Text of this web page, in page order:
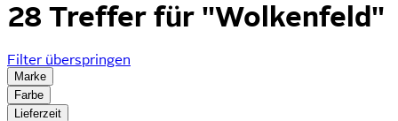
28 Treffer für "Wolkenfeld"
Filter überspringen
Marke
Farbe
Lieferzeit